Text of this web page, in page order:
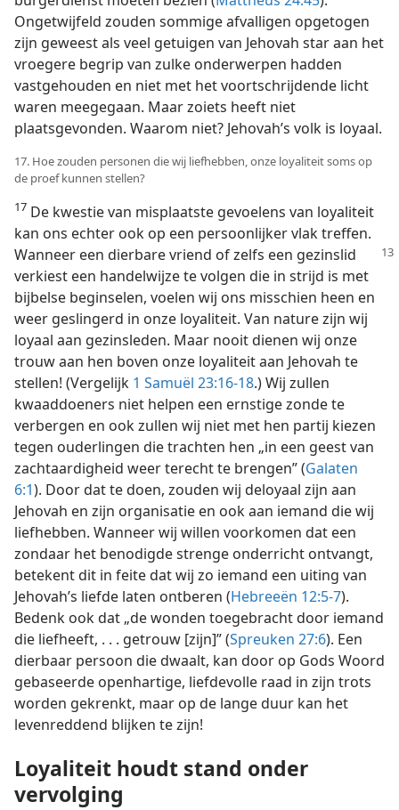
Ongetwijfeld zouden sommige afvalligen opgetogen
zijn geweest als veel getuigen van Jehovah star aan het
vroegere begrip van zulke onderwerpen hadden
vastgehouden en niet met het voortschrijdende licht
waren meegegaan. Maar zoiets heeft niet
plaatsgevonden. Waarom niet? Jehovah’s volk is loyaal.
17. Hoe zouden personen die wij liefhebben, onze loyaliteit soms op
de proef kunnen stellen?
17 De kwestie van misplaatste gevoelens van loyaliteit
kan ons echter ook op een persoonlijker vlak treffen.
Wanneer een dierbare vriend of zelfs een gezinslid
verkiest een handelwijze te volgen die in strijd is met
bijbelse beginselen, voelen wij ons misschien heen en
weer geslingerd in onze loyaliteit. Van nature zijn wij
loyaal aan gezinsleden. Maar nooit dienen wij onze
trouw aan hen boven onze loyaliteit aan Jehovah te
stellen! (Vergelijk 1 Samuël 23:16-18.) Wij zullen
kwaaddoeners niet helpen een ernstige zonde te
verbergen en ook zullen wij niet met hen partij kiezen
tegen ouderlingen die trachten hen „in een geest van
zachtaardigheid weer terecht te brengen” (Galaten
6:1). Door dat te doen, zouden wij deloyaal zijn aan
Jehovah en zijn organisatie en ook aan iemand die wij
liefhebben. Wanneer wij willen voorkomen dat een
zondaar het benodigde strenge onderricht ontvangt,
betekent dit in feite dat wij zo iemand een uiting van
Jehovah’s liefde laten ontberen (Hebreeën 12:5-7).
Bedenk ook dat „de wonden toegebracht door iemand
die liefheeft, . . . getrouw [zijn]” (Spreuken 27:6). Een
dierbaar persoon die dwaalt, kan door op Gods Woord
gebaseerde openhartige, liefdevolle raad in zijn trots
worden gekrenkt, maar op de lange duur kan het
levenreddend blijken te zijn!
Loyaliteit houdt stand onder
vervolging